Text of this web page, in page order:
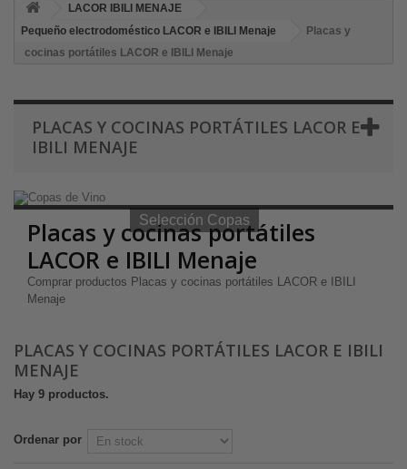
LACOR IBILI MENAJE
Pequeño electrodoméstico LACOR e IBILI Menaje
Placas y
cocinas portátiles LACOR e IBILI Menaje
PLACAS Y COCINAS PORTÁTILES LACOR E
IBILI MENAJE
Selección Copas de Vino y Champagne
Selección Copas
Placas y cocinas portátiles
LACOR e IBILI Menaje
Comprar productos Placas y cocinas portátiles LACOR e IBILI
Menaje
PLACAS Y COCINAS PORTÁTILES LACOR E IBILI
MENAJE
Hay 9 productos.
Ordenar por